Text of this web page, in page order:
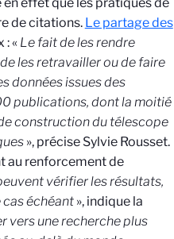
de citations. Le partage des
: « Le fait de les rendre
les retravailler ou de faire
données issues des
publications, dont la moitié
construction du télescope
», précise Sylvie Rousset.
au renforcement de
vérifier les résultats,
cas échéant», indique la
vers une recherche plus